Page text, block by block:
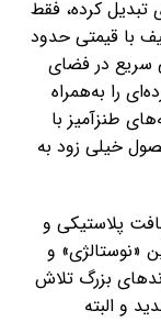
کرده، فقط
با قیمتی حدود
سریع در فضای
را به‌همراه
طنزآمیز با
خیلی زود به
پلاستیکی و
«نوستالژی» و
بزرگ تلاش
و البته